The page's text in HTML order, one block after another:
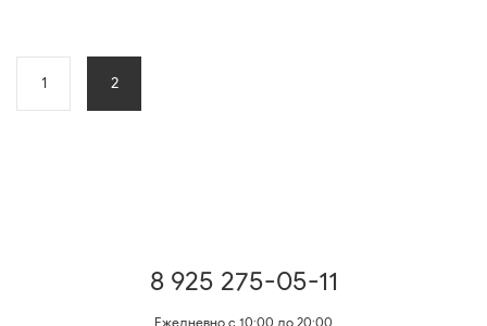
1 2
8 925 275-05-11
Ежедневно с 10:00 до 20:00